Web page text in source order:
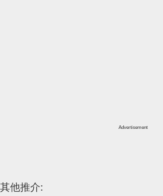
Advertisement
其他推介: